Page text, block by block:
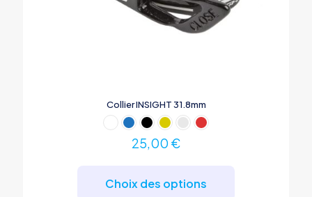
Collier INSIGHT 31.8mm
25,00 €
Choix des options